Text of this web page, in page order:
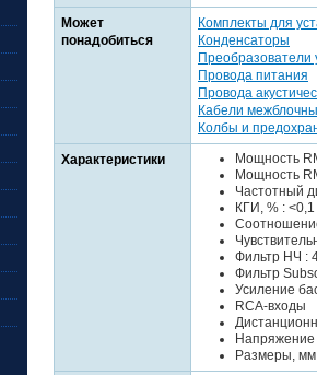
Может
понадобиться
Комплекты для
Конденсаторы
Преобразователи
Провода питания
Провода
Кабели
Колбы и
Характеристики
Мощность
Мощность
Частотный
КГИ, % : <0,1
Фильтр НЧ :
Фильтр
Усиление
RCA-входы
Напряжение
Размеры, мм